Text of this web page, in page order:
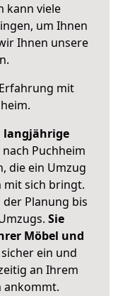
kann viele
um Ihnen
Ihnen unsere
mit
.
langjährige
Puchheim
die ein Umzug
mit sich bringt.
Planung bis
Sie
Möbel und
ein und
an Ihrem
ankommt.